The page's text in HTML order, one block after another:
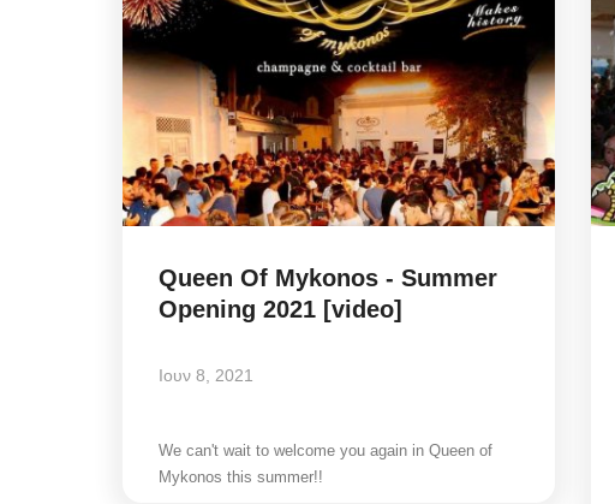
Queen Of Mykonos - Summer
Opening 2021 [video]
Ιουν 8, 2021
We can't wait to welcome you again in Queen of
Mykonos this summer!!